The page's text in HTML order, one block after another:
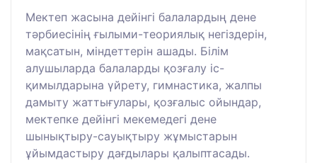
Мектеп жасына дейінгі балалардың дене
тәрбиесінің ғылыми-теориялық негіздерін,
мақсатын, міндеттерін ашады. Білім
алушыларда балаларды қозғалу іс-
қимылдарына үйрету, гимнастика, жалпы
дамыту жаттығулары, қозғалыс ойындар,
мектепке дейінгі мекемедегі дене
шынықтыру-сауықтыру жұмыстарын
ұйымдастыру дағдылары қалыптасады.